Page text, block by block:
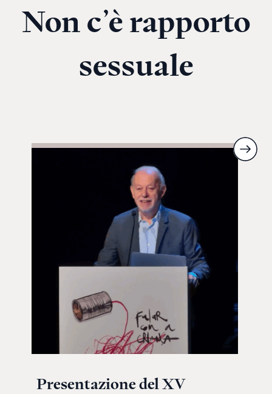
Non c’è rapporto
sessuale
Presentazione del XV